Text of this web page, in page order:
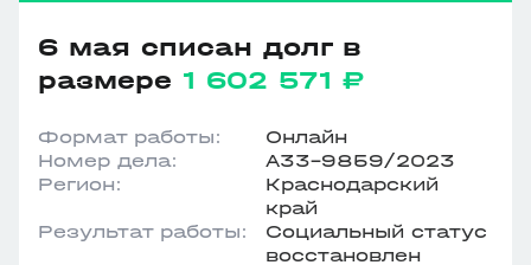
6 мая списан долг в
размере 1 602 571 ₽
Формат работы:
Онлайн
Номер дела:
А33-9859/2023
Регион:
Краснодарский
край
Результат работы:
Социальный статус
восстановлен